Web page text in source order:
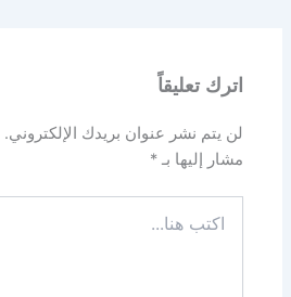
اترك تعليقاً
لن يتم نشر عنوان بريدك الإلكتروني.
مشار إليها بـ*
هنا...